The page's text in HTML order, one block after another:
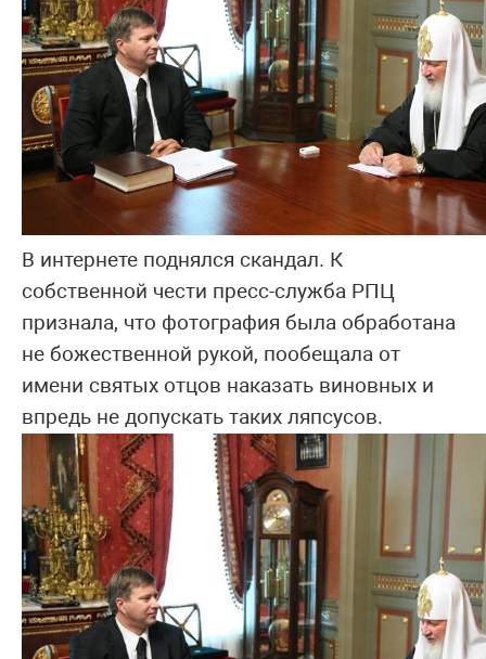
В интернете поднялся скандал. К
собственной чести пресс-служба РПЦ
признала, что фотография была обработана
не божественной рукой, пообещала от
имени святых отцов наказать виновных и
впредь не допускать таких ляпсусов.